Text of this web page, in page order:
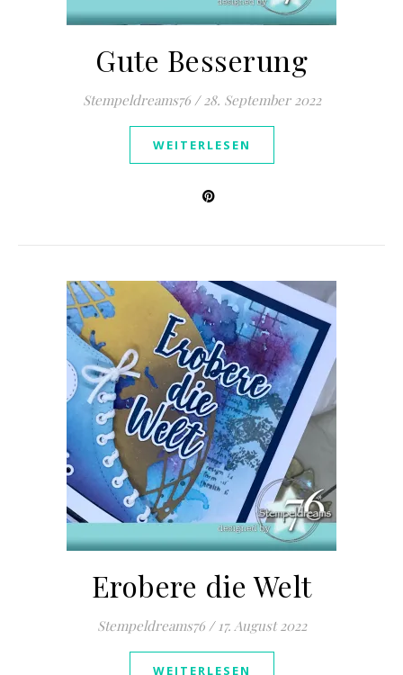
Gute Besserung
Stempeldreams76 / 28. September 2022
WEITERLESEN
Erobere die Welt
Stempeldreams76 / 17. August 2022
WEITERLESEN